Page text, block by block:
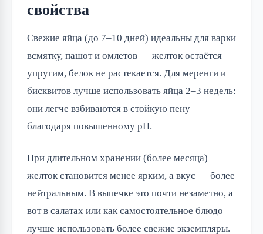
свойства
Свежие яйца (до 7–10 дней) идеальны для варки
всмятку, пашот и омлетов — желток остаётся
упругим, белок не растекается. Для меренги и
бисквитов лучше использовать яйца 2–3 недель:
они легче взбиваются в стойкую пену
благодаря повышенному pH.
При длительном хранении (более месяца)
желток становится менее ярким, а вкус — более
нейтральным. В выпечке это почти незаметно, а
вот в салатах или как самостоятельное блюдо
лучше использовать более свежие экземпляры.